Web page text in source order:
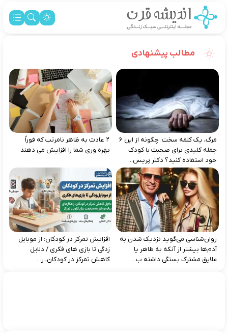
مطالب پیشنهادی
مرگ، یک کلمه سخت: چگونه از این ۶
جمله کلیدی برای صحبت با کودک
خود استفاده کنید؟ دکتر پریس...
۲ عادت به‌ ظاهر نامرتب که فوراً
بهره‌ وری شما را افزایش می‌ دهند
روان‌شناسی می‌گوید نزدیک شدن به
آدم‌ها بیشتر از آنکه به ظاهر یا
علایق مشترک بستگی داشته ب...
افزایش تمرکز در کودکان: از موبایل‌
زدگی تا بازی‌ های فکری / دلایل
کاهش تمرکز در کودکان، ر...